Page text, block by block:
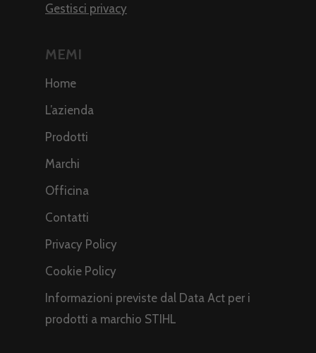
Gestisci privacy
MEMI
Home
L’azienda
Prodotti
Marchi
Officina
Contatti
Privacy Policy
Cookie Policy
Informazioni previste dal Data Act per i
prodotti a marchio STIHL